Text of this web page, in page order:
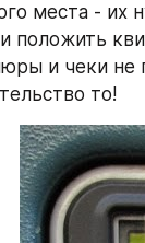
места - их
положить
и чеки не
то!